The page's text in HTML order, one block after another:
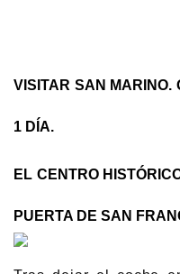
VISITAR SAN MARINO.
1 DÍA.
EL CENTRO
PUERTA DE SAN